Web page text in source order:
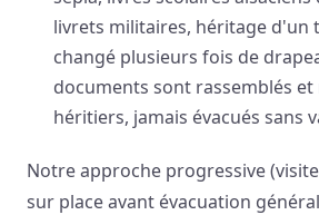
livrets militaires, héritage d'un
changé plusieurs fois de
documents sont rassemblés et
héritiers, jamais évacués sans
Notre approche progressive
sur place avant évacuation